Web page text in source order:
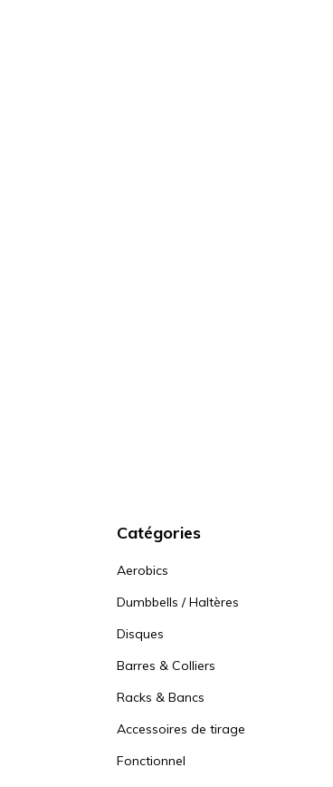
Catégories
Aerobics
Dumbbells / Haltères
Disques
Barres & Colliers
Racks & Bancs
Accessoires de tirage
Fonctionnel